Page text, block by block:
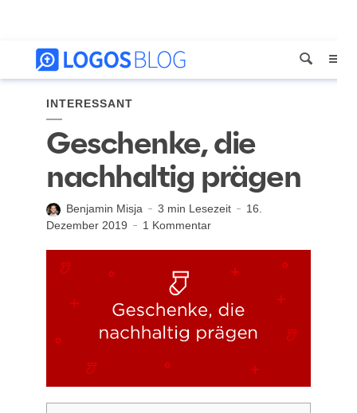
INTERESSANT
Geschenke, die
nachhaltig prägen
Benjamin Misja 3 min Lesezeit
16.
Dezember 2019
1 Kommentar